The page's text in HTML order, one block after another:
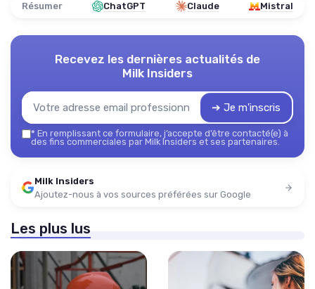
Résumer ChatGPT Claude Mistral
Recevez les dernières actualités de
Milk Insiders
➔ Je m'inscris
* En remplissant ce formulaire, j’accepte d’être contacté(e) à
des fins commerciales par Milk Insiders et ses partenaires.
Milk Insiders
Ajoutez-nous à vos sources préférées sur Google
Les plus lus